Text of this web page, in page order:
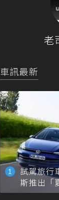
老
車訊最新
試駕旅行
斯推出「
動